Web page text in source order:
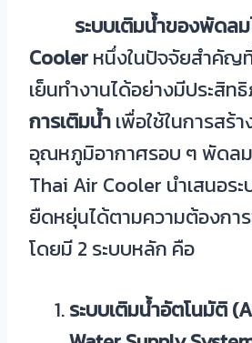
ระบบเติมน้ำของพัดลม
Coolerหนึ่งในปัจจัยสำคัญ
เย็นทำงานได้อย่างมีประสิท
การเติมน้ำเพื่อใช้ในการสร้
อุณหภูมิอากาศรอบ ๆ พัดล
Thai Air Cooler นำเสนอร
ยืดหยุ่นได้ตามความต้องกา
โดยมี 2 ระบบหลัก คือ
ระบบเติมน้ำอัตโนมัติ